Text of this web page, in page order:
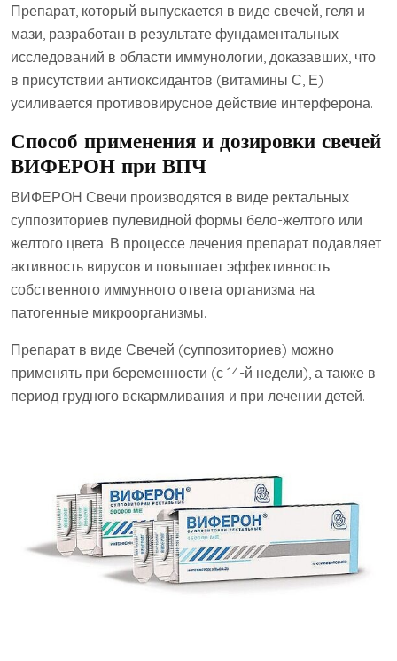
Препарат, который выпускается в виде свечей, геля и
мази, разработан в результате фундаментальных
исследований в области иммунологии, доказавших, что
в присутствии антиоксидантов (витамины С, Е)
усиливается противовирусное действие интерферона.
Способ применения и дозировки свечей
ВИФЕРОН при ВПЧ
ВИФЕРОН Свечи производятся в виде ректальных
суппозиториев пулевидной формы бело-желтого или
желтого цвета. В процессе лечения препарат подавляет
активность вирусов и повышает эффективность
собственного иммунного ответа организма на
патогенные микроорганизмы.
Препарат в виде Свечей (суппозиториев) можно
применять при беременности (с 14-й недели), а также в
период грудного вскармливания и при лечении детей.